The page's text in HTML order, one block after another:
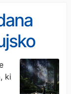
Indiji
ki